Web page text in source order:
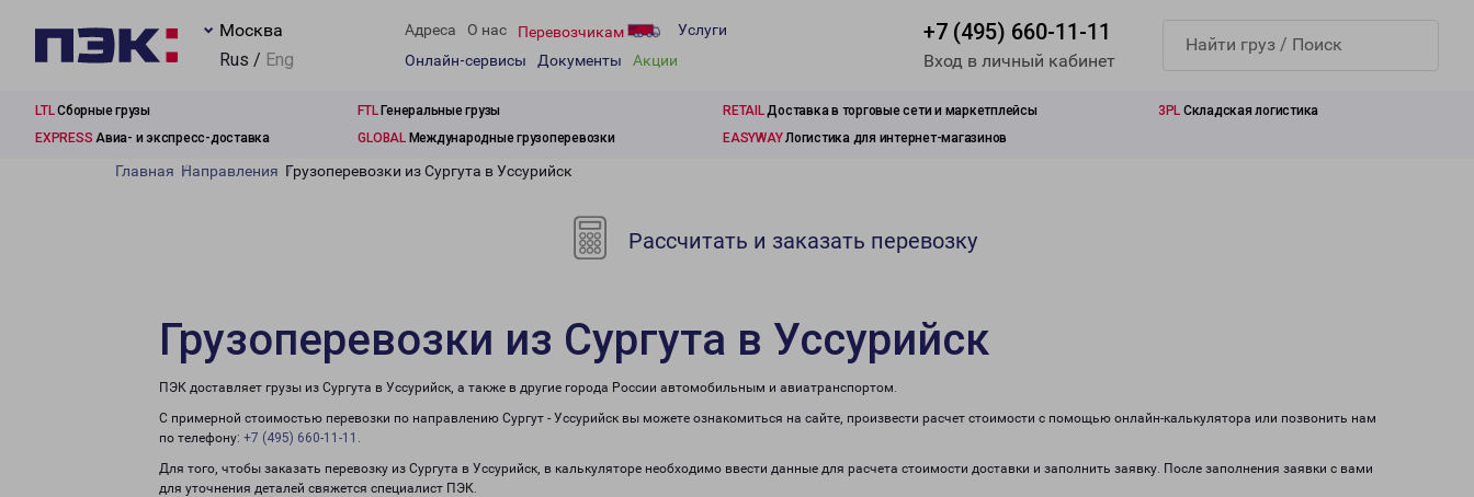
Москва
Rus / Eng
Адреса О нас Перевозчикам
Услуги
Онлайн-сервисы
Документы Акции
+7 (495) 660-11-11
Вход в личный кабинет
LTLСборные грузы FTLГенеральные грузы RETAILДоставка в торговые сети и маркетплейсы 3PL Складская логистика
EXPRESS Авиа- и экспресс-доставка GLOBALМеждународные грузоперевозки EASYWAYЛогистика для интернет-магазинов
Главная Направления Грузоперевозки из Сургута в Уссурийск
Рассчитать и заказать перевозку
Грузоперевозки из Сургута в Уссурийск
ПЭК доставляет грузы из Сургута в Уссурийск, а также в другие города России автомобильным и авиатранспортом.
С примерной стоимостью перевозки по направлению Сургут - Уссурийск вы можете ознакомиться на сайте, произвести расчет стоимости с помощью онлайн-калькулятора или позвонить нам
по телефону: +7 (495) 660-11-11 .
Для того, чтобы заказать перевозку из Сургута в Уссурийск, в калькуляторе необходимо ввести данные для расчета стоимости доставки и заполнить заявку. После заполнения заявки с вами
для уточнения деталей свяжется специалист ПЭК.